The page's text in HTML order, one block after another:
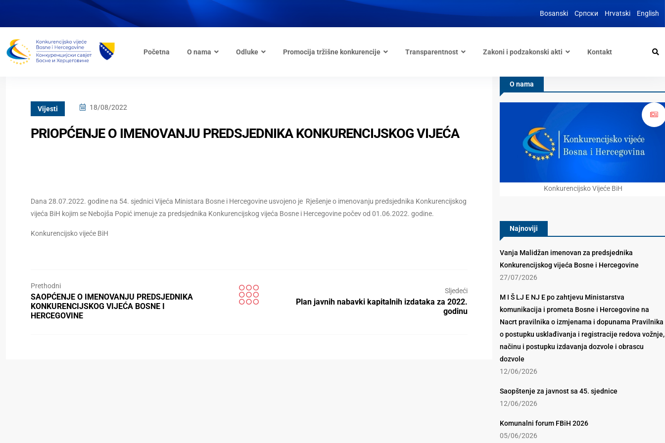
Bosanski Српски Hrvatski English
Početna O nama Odluke Promocija tržišne konkurencije Transparentnost Zakoni i podzakonski akti Kontakt
Vijesti 18/08/2022
PRIOPĆENJE O IMENOVANJU PREDSJEDNIKA KONKURENCIJSKOG VIJEĆA
Dana 28.07.2022. godine na 54. sjednici Vijeća Ministara Bosne i Hercegovine usvojeno je Rješenje o imenovanju predsjednika Konkurencijskog
vijeća BiH kojim se Nebojša Popić imenuje za predsjednika Konkurencijskog vijeća Bosne i Hercegovine počev od 01.06.2022. godine.
Konkurencijsko vijeće BiH
Prethodni
SAOPĆENJE O IMENOVANJU PREDSJEDNIKA
KONKURENCIJSKOG VIJEĆA BOSNE I
HERCEGOVINE
Sljedeći
Plan javnih nabavki kapitalnih izdataka za 2022.
godinu
O nama
Konkurencijsko Vijeće BiH
Najnoviji
Vanja Malidžan imenovan za predsjednika
Konkurencijskog vijeća Bosne i Hercegovine
27/07/2026
M I Š LJ E NJ E po zahtjevu Ministarstva
komunikacija i prometa Bosne i Hercegovine na
Nacrt pravilnika o izmjenama i dopunama Pravilnika
o postupku usklađivanja i registracije redova vožnje,
načinu i postupku izdavanja dozvole i obrascu
dozvole
12/06/2026
Saopštenje za javnost sa 45. sjednice
12/06/2026
Komunalni forum FBiH 2026
05/06/2026